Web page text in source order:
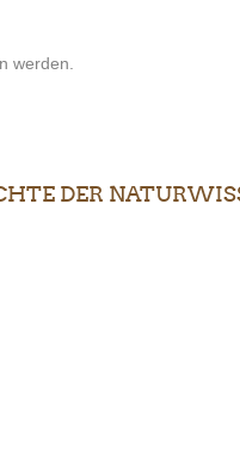
werden.
DER